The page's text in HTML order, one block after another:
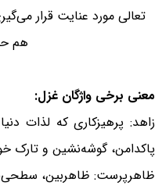
تعالی مورد عنایت قرار
هم
معنی برخی واژگان غزل:
زاهد: پرهیزکاری که لذات
پاکدامن، گوشه‌نشین و تارک
ظاهرپرست: ظاهربین،